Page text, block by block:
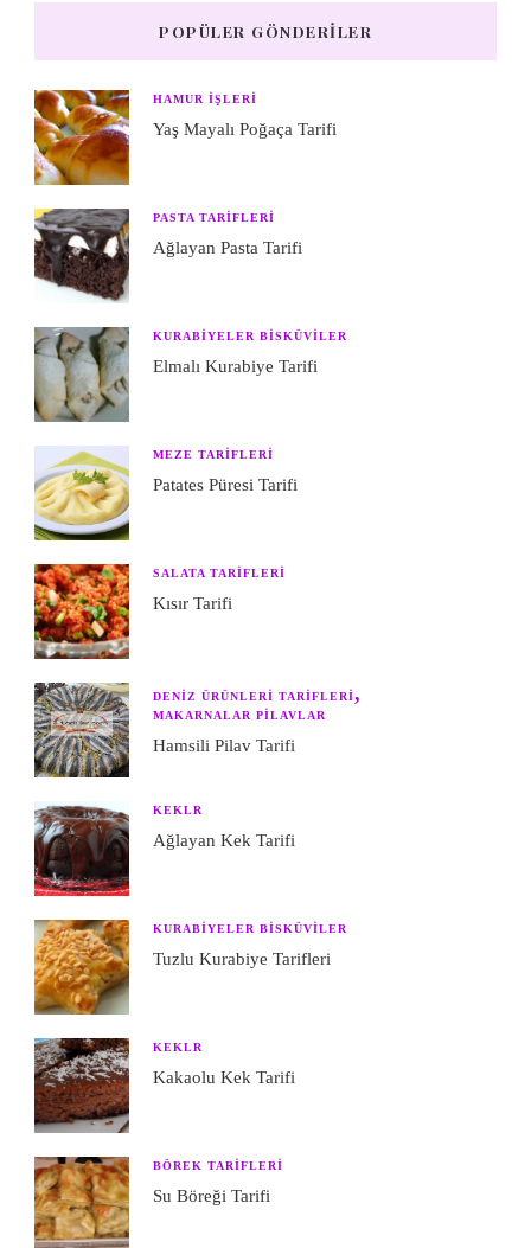
POPÜLER GÖNDERILER
HAMUR IŞLERI
Yaş Mayalı Poğaça Tarifi
PASTA TARIFLERI
Ağlayan Pasta Tarifi
KURABIYELER BISKÜVILER
Elmalı Kurabiye Tarifi
MEZE TARIFLERI
Patates Püresi Tarifi
SALATA TARIFLERI
Kısır Tarifi
DENIZ ÜRÜNLERI TARIFLERI
MAKARNALAR PILAVLAR
Hamsili Pilav Tarifi
KEKLR
Ağlayan Kek Tarifi
KURABIYELER BISKÜVILER
Tuzlu Kurabiye Tarifleri
KEKLR
Kakaolu Kek Tarifi
BÖREK TARIFLERI
Su Böreği Tarifi